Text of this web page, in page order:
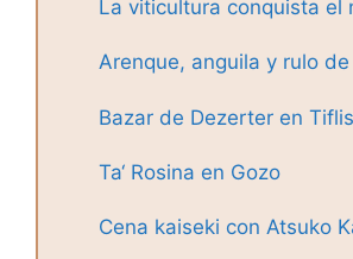
La viticultura conquista el
Arenque, anguila y rulo
Bazar de Dezerter en Tiflis
Ta‘ Rosina en Gozo
Cena kaiseki con Atsuko